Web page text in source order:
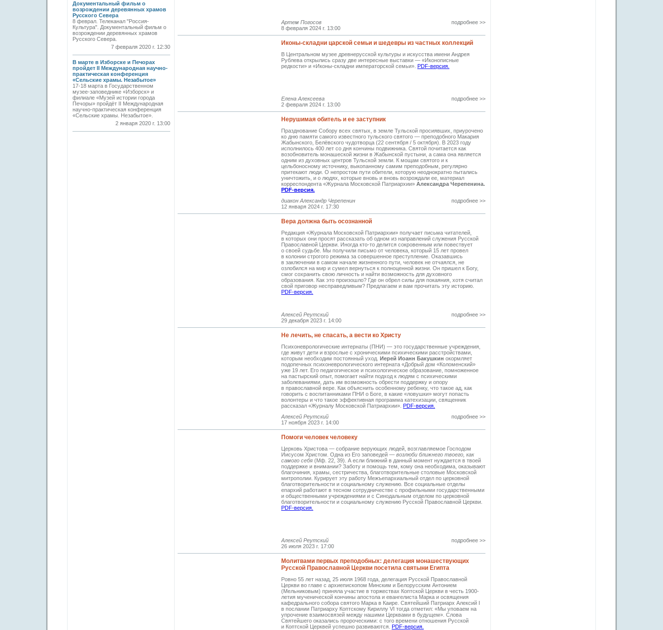
Документальный фильм о
возрождении деревянных храмов
Русского Севера
8 феврал. Телеканал "Россия-
Культура". Документальный фильм о
возрождении деревянных храмов
Русского Севера.
7 февраля 2020 г. 12:30
В марте в Изборске и Печорах
пройдет II Международная научно-
практическая конференция
«Сельские храмы. Незабытое»
17-18 марта в Государственном
музее-заповеднике «Изборск» и
филиале «Музей истории города
Печоры» пройдёт II Международная
научно-практическая конференция
«Сельские храмы. Незабытое».
2 января 2020 г. 13:00
Артем Погосов
8 февраля 2024 г. 13:00
подробнее >>
Иконы-складни царской семьи и шедевры из частных коллекций
В Центральном музее древнерусской культуры и искусства имени Андрея
Рублева открылись сразу две интересные выставки — «Иконописные
редкости» и «Иконы-складни императорской семьи». PDF-версия.
Елена Алексеева
2 февраля 2024 г. 13:00
подробнее >>
Нерушимая обитель и ее заступник
Празднование Собору всех святых, в земле Тульской просиявших, приурочено
ко дню памяти самого известного тульского святого — преподобного Макария
Жабынского, Белёвского чудотворца (22 сентября / 5 октября). В 2023 году
исполнилось 400 лет со дня кончины подвижника. Святой почитается как
возобновитель монашеской жизни в Жабынской пустыни, а сама она является
одним из духовных центров Тульской земли. К мощам святого и к
цельбоносному источнику, выкопанному самим преподобным, регулярно
притекают люди. О непростом пути обители, которую неоднократно пытались
уничтожить, и о людях, которые вновь и вновь возрождали ее, материал
корреспондента «Журнала Московской Патриархии» Александра Черепенина.
PDF-версия.
диакон Александр Черепенин
12 января 2024 г. 17:30
подробнее >>
Вера должна быть осознанной
Редакция «Журнала Московской Патриархии» получает письма читателей,
в которых они просят рассказать об одном из направлений служения Русской
Православной Церкви. Иногда кто-то делится сокровенным или повествует
о своей судьбе. Мы получили письмо от человека, который 15 лет провел
в колонии строгого режима за совершенное преступление. Оказавшись
в заключении в самом начале жизненного пути, человек не отчаялся, не
озлобился на мир и сумел вернуться к полноценной жизни. Он пришел к Богу,
смог сохранить свою личность и найти возможность для духовного
образования. Как это произошло? Где он обрел силы для покаяния, хотя считал
свой приговор несправедливым? Предлагаем и вам прочитать эту историю.
PDF-версия.
Алексей Реутский
29 декабря 2023 г. 14:00
подробнее >>
Не лечить, не спасать, а вести ко Христу
Психоневрологические интернаты (ПНИ) — это государственные учреждения,
где живут дети и взрослые с хроническими психическими расстройствами,
которым необходим постоянный уход. Иерей Иоанн Бакушкин окормляет
подопечных психоневрологического интерната «Добрый дом «Коломенский»
уже 19 лет. Его педагогическое и психологическое образование, помноженное
на пастырский опыт, помогает найти подход к людям с психическими
заболеваниями, дать им возможность обрести поддержку и опору
в православной вере. Как объяснить особенному ребенку, что такое ад, как
говорить с воспитанниками ПНИ о Боге, в какие «ловушки» могут попасть
волонтеры и что такое эффективная программа катехизации, священник
рассказал «Журналу Московской Патриархии». PDF-версия.
Алексей Реутский
17 ноября 2023 г. 14:00
подробнее >>
Помоги человек человеку
Церковь Христова — собрание верующих людей, возглавляемое Господом
Иисусом Христом. Одна из Его заповедей — возлюби ближнего твоего, как
самого себя (Мф. 22, 39). А если ближний в данный момент нуждается в твоей
поддержке и внимании? Заботу и помощь тем, кому она необходима, оказывают
благочиния, храмы, сестричества, благотворительные столовые Московской
митрополии. Курирует эту работу Межъепархиальный отдел по церковной
благотворительности и социальному служению. Все социальные отделы
епархий работают в тесном сотрудничестве с профильными государственными
и общественными учреждениями и с Синодальным отделом по церковной
благотворительности и социальному служению Русской Православной Церкви.
PDF-версия.
Алексей Реутский
26 июля 2023 г. 17:00
подробнее >>
Молитвами первых преподобных: делегация монашествующих
Русской Православной Церкви посетила святыни Египта
Ровно 55 лет назад, 25 июля 1968 года, делегация Русской Православной
Церкви во главе с архиепископом Минским и Белорусским Антонием
(Мельниковым) приняла участие в торжествах Коптской Церкви в честь 1900-
летия мученической кончины апостола и евангелиста Марка и освящения
кафедрального­ собора святого Марка в Каире. Святейший Патриарх Алексий I
в послании Патриарху Коптскому Кириллу VI тогда отметил: «Мы уповаем на
упрочение взаимосвязей между нашими Церквами в будущем». Слова
Святейшего оказались пророческими: с того времени отношения Русской
и Коптской Церквей успешно развиваются. PDF-версия.